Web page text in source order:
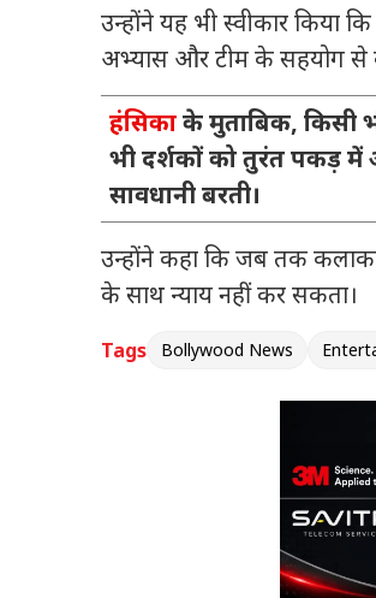
उन्होंने यह भी स्वीकार
अभ्यास और टीम के सहयोग से
हंसिकाके मुताबिक, किसी
भी दर्शकों को तुरंत पकड़
सावधानी बरती।
उन्होंने कहा कि जब तक
के साथ न्याय नहीं कर सकता।
Tags Bollywood News